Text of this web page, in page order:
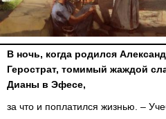
В ночь, когда родился
Герострат, томимый жаждой
Дианы в Эфесе,
за что и поплатился жизнью. –